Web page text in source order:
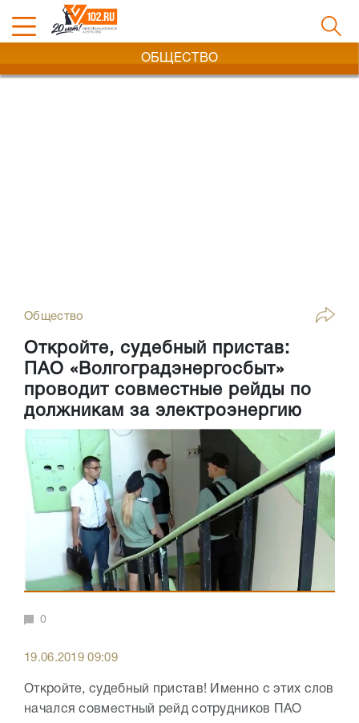
ОБЩЕСТВО
Общество
Откройте, судебный пристав:
ПАО «Волгоградэнергосбыт»
проводит совместные рейды по
должникам за электроэнергию
0
19.06.2019 09:09
Откройте, судебный пристав! Именно с этих слов
начался совместный рейд сотрудников ПАО